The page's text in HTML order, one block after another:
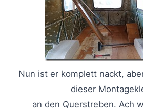
Nun ist er komplett nackt,
dieser
an den Querstreben. Ach